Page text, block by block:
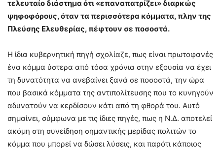
τελευταίο διάστημα ότι «επαναπατρίζει» διαρκώς
ψηφοφόρους, όταν τα περισσότερα κόμματα, πλην της
Πλεύσης Ελευθερίας, πέφτουν σε ποσοστά.
Η ίδια κυβερνητική πηγή σχολίαζε, πως είναι πρωτοφανές
ένα κόμμα ύστερα από τόσα χρόνια στην εξουσία να έχει
τη δυνατότητα να ανεβαίνει ξανά σε ποσοστά, την ώρα
που βασικά κόμματα της αντιπολίτευσης που το κυνηγούν
αδυνατούν να κερδίσουν κάτι από τη φθορά του. Αυτό
σημαίνει, σύμφωνα με τις ίδιες πηγές, πως η Ν.Δ. αποτελεί
ακόμη στη συνείδηση σημαντικής μερίδας πολιτών το
κόμμα που μπορεί να δώσει λύσεις, και παρότι κάποιος